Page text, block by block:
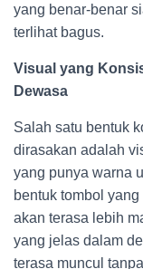
yang benar-benar
terlihat bagus.
Visual yang
Dewasa
Salah satu bentuk
dirasakan adalah
yang punya warna
bentuk tombol
akan terasa lebih
yang jelas dalam
terasa muncul